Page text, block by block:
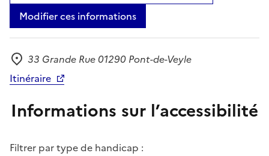
Modifier ces informations
Adresse
33 Grande Rue 01290 Pont-de-Veyle
Itinéraire
Informations sur l’accessibilité
Filtrer par type de handicap :